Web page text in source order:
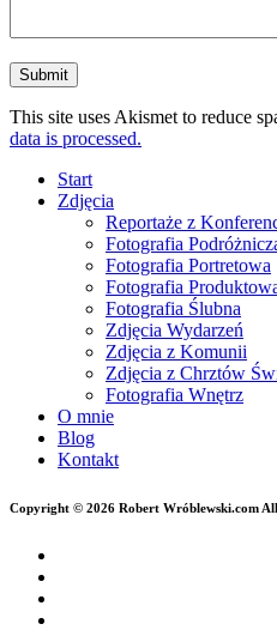
This site uses Akismet to reduce
data is processed.
Start
Zdjęcia
Reportaże z
Fotografia
Fotografia Portretowa
Fotografia
Fotografia Ślubna
Zdjęcia Wydarzeń
Zdjęcia z Komunii
Zdjęcia z Chrztów
Fotografia Wnętrz
O mnie
Blog
Kontakt
Copyright © 2026 Robert Wróblewski.com